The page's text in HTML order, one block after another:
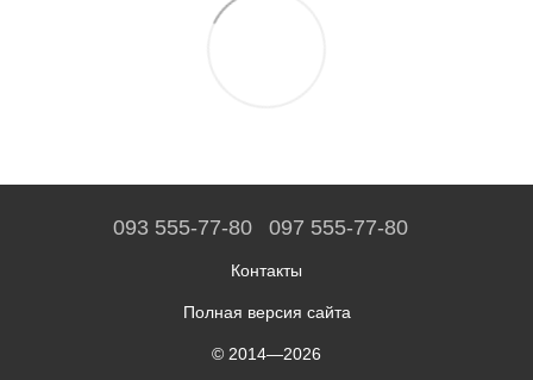
093 555-77-80 097 555-77-80
Контакты
Полная версия сайта
© 2014—2026